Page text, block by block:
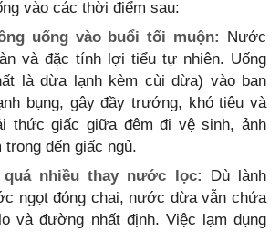
vào các thời điểm sau:
uống vào buổi tối muộn: Nước
và đặc tính lợi tiểu tự nhiên. Uống
là dừa lạnh kèm cùi dừa) vào ban
bụng, gây đầy trướng, khó tiêu và
thức giấc giữa đêm đi vệ sinh, ảnh
trọng đến giấc ngủ.
quá nhiều thay nước lọc: Dù lành
ngọt đóng chai, nước dừa vẫn chứa
và đường nhất định. Việc lạm dụng